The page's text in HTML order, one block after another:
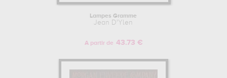
Lampes Gramme
Jean D'Ylen
A partir de 43.73 €